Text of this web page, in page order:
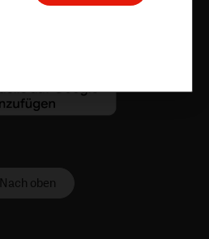
Nach oben